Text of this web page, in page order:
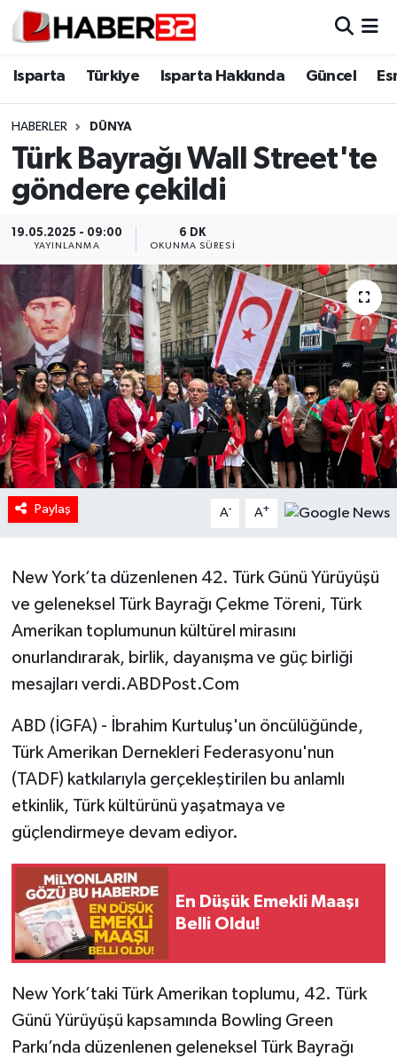
Isparta Türkiye Isparta Hakkında Güncel
HABERLER DÜNYA
Türk Bayrağı Wall Street'te
göndere çekildi
19.05.2025 - 09:00
YAYINLANMA
6 DK
OKUNMA SÜRESI
Paylaş A- A+
New York’ta düzenlenen 42. Türk Günü Yürüyüşü
ve geleneksel Türk Bayrağı Çekme Töreni, Türk
Amerikan toplumunun kültürel mirasını
onurlandırarak, birlik, dayanışma ve güç birliği
mesajları verdi.ABDPost.Com
ABD (İGFA) - İbrahim Kurtuluş'un öncülüğünde,
Türk Amerikan Dernekleri Federasyonu'nun
(TADF) katkılarıyla gerçekleştirilen bu anlamlı
etkinlik, Türk kültürünü yaşatmaya ve
güçlendirmeye devam ediyor.
En Düşük Emekli Maaşı
Belli Oldu!
New York’taki Türk Amerikan toplumu, 42. Türk
Günü Yürüyüşü kapsamında Bowling Green
Parkı’nda düzenlenen geleneksel Türk Bayrağı
Isparta
Esnaf Diyor ki;
ASAYİŞ
BİLİM VE TEKNOLOJİ
EĞİTİM
GENEL
Güncel
HABERDE İNSAN
İlginç
KÜLTÜR SANAT
Oyun
POLİTİKA
SAĞLIK
Spor
Tarihi Yapılarımız
Teknoloji
Türkiye
İletişim
Isparta Nöbetçi Eczaneler
Isparta Trafik Yoğunluk Haritası
Süper Lig Puan Durumu ve Fikstür
Tüm Manşetler
Son Dakika Haberleri
Haber Arşivi